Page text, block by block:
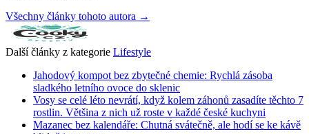
Všechny články tohoto autora →
Další články z kategorie Lifestyle
Jahodový kompot bez zbytečné chemie: Rychlá zásoba
sladkého letního ovoce do sklenic
Vosy se celé léto nevrátí, když kolem záhonů zasadíte těchto 7
rostlin. Většina z nich už roste v každé české kuchyni
Mazanec bez kalendáře: Chutná svátečně, ale hodí se ke kávě